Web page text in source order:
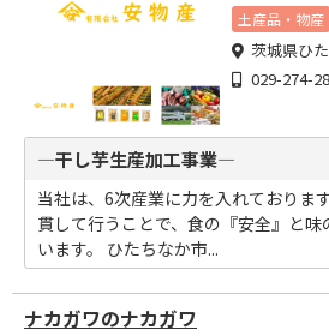
土産品・物産
茨城県ひ
029-274-
―干し芋生産加工事業―
当社は、6次産業に力を入れておりま
貫して行うことで、食の『安全』と味
います。 ひたちなか市...
ナカガワのナカガワ